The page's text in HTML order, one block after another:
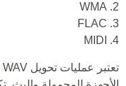
2. WMA
3. FLAC
4. MIDI